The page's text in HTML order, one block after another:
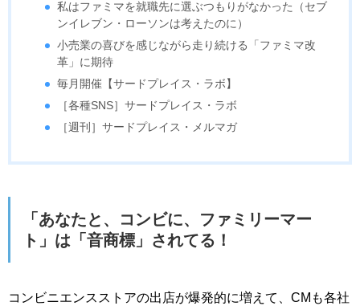
私はファミマを就職先に選ぶつもりがなかった（セブ
ンイレブン・ローソンは考えたのに）
小売業の喜びを感じながら走り続ける「ファミマ改
革」に期待
毎月開催【サードプレイス・ラボ】
［各種SNS］サードプレイス・ラボ
［週刊］サードプレイス・メルマガ
「あなたと、コンビに、ファミリーマー
ト」は「音商標」されてる！
コンビニエンスストアの出店が爆発的に増えて、CMも各社